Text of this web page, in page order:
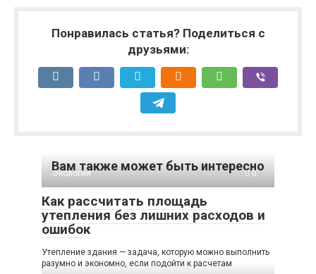
Понравилась статья? Поделиться с
друзьями:
Вам также может быть интересно
Экология 0
Как рассчитать площадь
утепления без лишних расходов и
ошибок
Утепление здания — задача, которую можно выполнить
разумно и экономно, если подойти к расчетам